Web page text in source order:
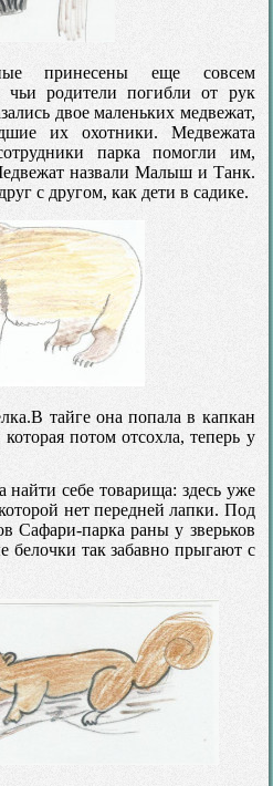
принесены еще совсем
чьи родители погибли от рук
двое маленьких медвежат,
их охотники. Медвежата
парка помогли им,
назвали Малыш и Танк.
с другом, как дети в садике.
тайге она попала в капкан
потом отсохла, теперь у
себе товарища: здесь уже
нет передней лапки. Под
Сафари-парка раны у зверьков
белочки так забавно прыгают с